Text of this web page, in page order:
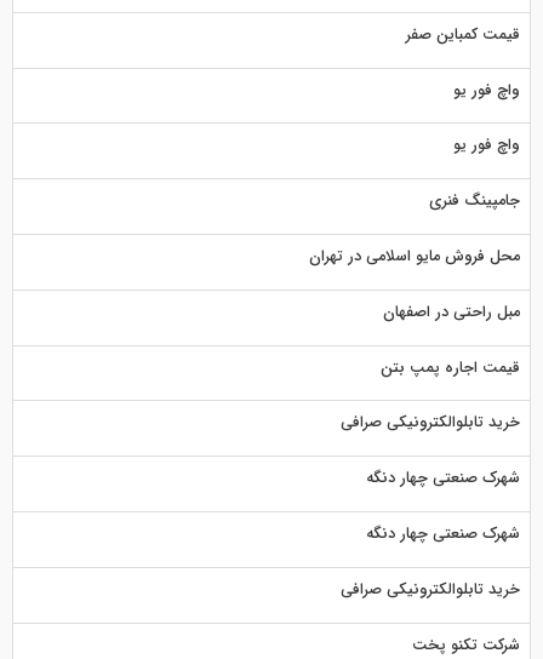
قیمت کمباین صفر
واچ فور یو
واچ فور یو
جامپینگ فنری
محل فروش مایو اسلامی در تهران
مبل راحتی در اصفهان
قیمت اجاره پمپ بتن
خرید تابلوالکترونیکی صرافی
شهرک صنعتی چهار دنگه
شهرک صنعتی چهار دنگه
خرید تابلوالکترونیکی صرافی
شرکت تکنو پخت